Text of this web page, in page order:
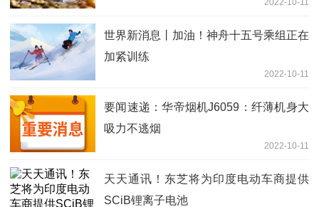
世界新消息丨加油！神舟十五号乘组正在
加紧训练
2022-10-11
要闻速递：华帝烟机J6059：纤薄机身大
吸力不逃烟
2022-10-11
天天通讯！东芝将为印度电动车商提供
SCiB锂离子电池